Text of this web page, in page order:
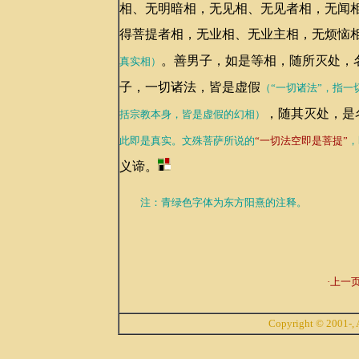
相、无明暗相，无见相、无见者相，无闻
得菩提者相，无业相、无业主相，无烦恼
真实相）
。善男子，如是等相，随所灭处，
子，一切诸法，皆是虚假 （“一切诸法”，指
括宗教本身，皆是虚假的幻相） ，随其灭处，
此即是真实。文殊菩萨所说的“一切法空即是菩提”
义谛。
注：青绿色字体为东方阳熹的注释。
·上一
Copyright © 2001-,